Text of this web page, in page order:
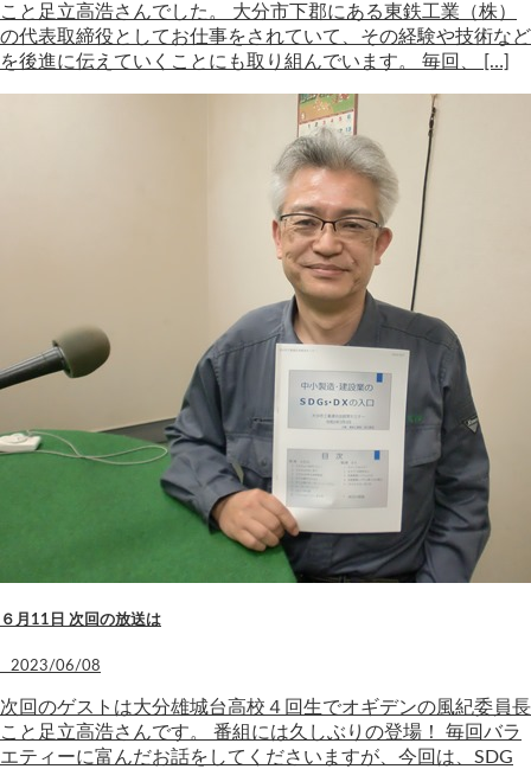
こと足立高浩さんでした。 大分市下郡にある東鉄工業（株）
の代表取締役としてお仕事をされていて、その経験や技術など
を後進に伝えていくことにも取り組んでいます。 毎回、 […]
６月11日 次回の放送は
2023/06/08
次回のゲストは大分雄城台高校４回生でオギデンの風紀委員長
こと足立高浩さんです。 番組には久しぶりの登場！ 毎回バラ
エティーに富んだお話をしてくださいますが、今回は、SDG